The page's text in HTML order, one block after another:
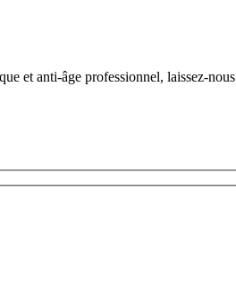
et anti-âge professionnel, laissez-